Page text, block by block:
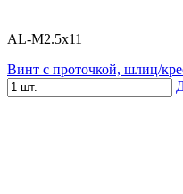
AL-M2.5x11
Винт с проточкой, шлиц/